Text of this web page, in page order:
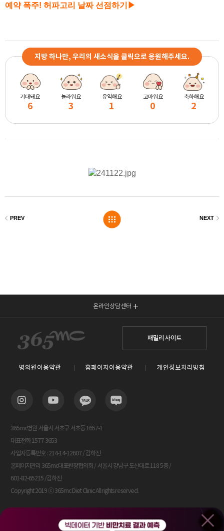
예약 폭주! 허파고리 날짜 선점하기▶
지방 하나만, 우리의 새소식을 클릭으로 응원해주세요.
기대돼요
6
놀라워요
3
유익해요
1
고마워요
0
축하해요
2
온라인상담센터
패밀리 사이트
병의원이용약관 홈페이지이용약관 개인정보처리방침
365mc병원 서울시 서초구 서초동 1657-1
대표전화 1577-3653
사업자등록번호 : 214-14-12607 / 김하진
홈페이지관리 365mc대표원장협의회 / 서울시 강남구 도산대로 118 5층 /
601-82-65215 /김하진
Copyright 2019 ⓒ 365mc Diet Clinic All rights reserved.